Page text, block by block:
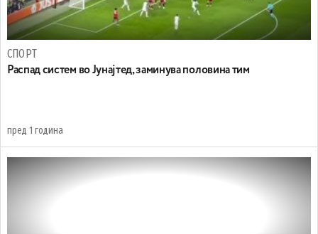
СПОРТ
Распад систем во Јунајтед, заминува половина тим
пред 1 година